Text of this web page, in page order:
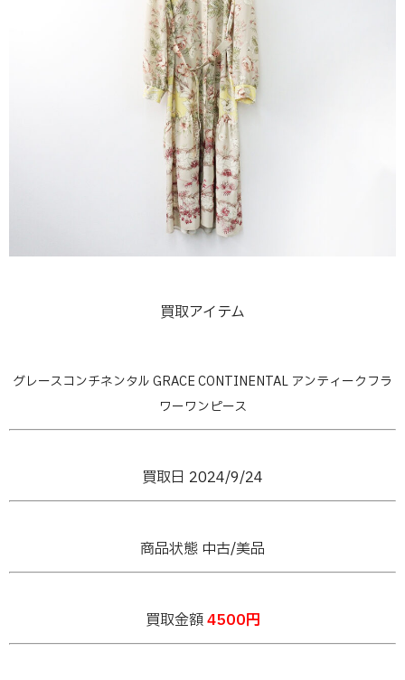
買取アイテム
グレースコンチネンタル GRACE CONTINENTAL アンティークフラ
ワーワンピース
買取日 2024/9/24
商品状態 中古/美品
買取金額4500円